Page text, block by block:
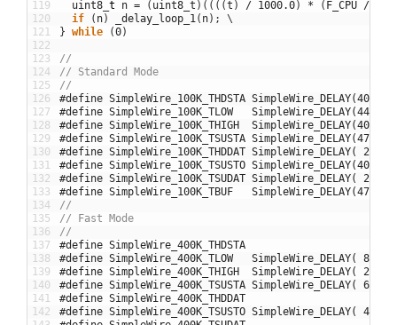
119
120
121
122
123
124
125
126
127
128
129
130
131
132
133
134
135
136
137
138
139
140
141
142
uint8 t n = ( uint8_t ) ( ( ( (t ) / 1000.0) * ( F_CPU /
if
( n) _delay_loop_1( n) ;
\
} while (0)
//
// Standard Mode
//
#define SimpleWire_100K_THDSTA
#define SimpleWire_100K_TLOW
#define SimpleWire_100K_THIGH
#define SimpleWire_100K_TSUSTA
#define SimpleWire_100K_THDDAT SimpleWire_DELAY(
#define SimpleWire_100K_TSUSTO
#define SimpleWire_100K_TSUDAT SimpleWire_DELAY(
#define SimpleWire_100K_TBUF
//
// Fast Mode
//
#define SimpleWire_400K_THDSTA
#define SimpleWire_400K_TLOW   SimpleWire_DELAY(
#define SimpleWire_400K_THIGH  SimpleWire_DELAY(
#define SimpleWire_400K_TSUSTA SimpleWire_DELAY(
#define SimpleWire_400K_THDDAT
#define SimpleWire_400K_TSUSTO SimpleWire_DELAY(